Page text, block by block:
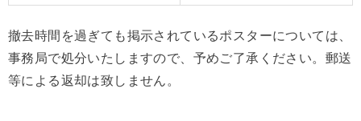
撤去時間を過ぎても掲示されているポスターについては、
事務局で処分いたしますので、予めご了承ください。郵送
等による返却は致しません。